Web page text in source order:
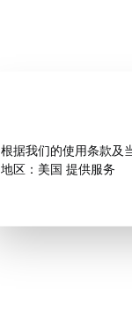
根据我们的使用条款及
地区：美国 提供服务